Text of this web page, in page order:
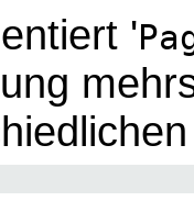
'